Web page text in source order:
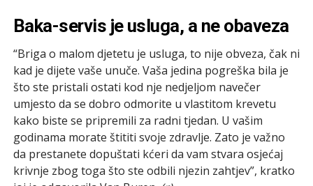
Baka-servis je usluga, a ne obaveza
“Briga o malom djetetu je usluga, to nije obveza, čak ni
kad je dijete vaše unuče. Vaša jedina pogreška bila je
što ste pristali ostati kod nje nedjeljom navečer
umjesto da se dobro odmorite u vlastitom krevetu
kako biste se pripremili za radni tjedan. U vašim
godinama morate štititi svoje zdravlje. Zato je važno
da prestanete dopuštati kćeri da vam stvara osjećaj
krivnje zbog toga što ste odbili njezin zahtjev”, kratko